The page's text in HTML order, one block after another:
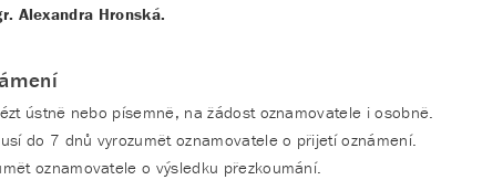
Alexandra Hronská.
ústně nebo písemně, na žádost oznamovatele i osobně.
do 7 dnů vyrozumět oznamovatele o přijetí oznámení.
oznamovatele o výsledku přezkoumání.